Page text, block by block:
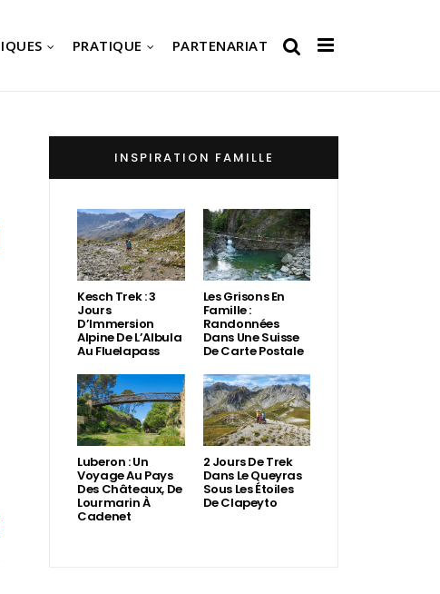
PRATIQUE PARTENARIAT
INSPIRATION FAMILLE
Kesch Trek : 3
Jours
D’Immersion
Alpine De L’Albula
Au Fluelapass
Les Grisons En
Famille :
Randonnées
Dans Une Suisse
De Carte Postale
Luberon : Un
Voyage Au Pays
Des Châteaux, De
Lourmarin À
Cadenet
2 Jours De Trek
Dans Le Queyras
Sous Les Étoiles
De Clapeyto